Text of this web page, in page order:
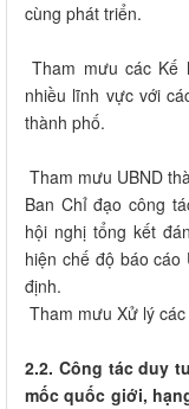
cùng phát triển.
Tham mưu các Kế
nhiều lĩnh vực với
thành phố.
Tham mưu UBND
Ban Chỉ đạo công
hội nghị tổng kết
hiện chế độ báo cáo
định.
Tham mưu Xử lý
2.2. Công tác duy
mốc quốc giới,